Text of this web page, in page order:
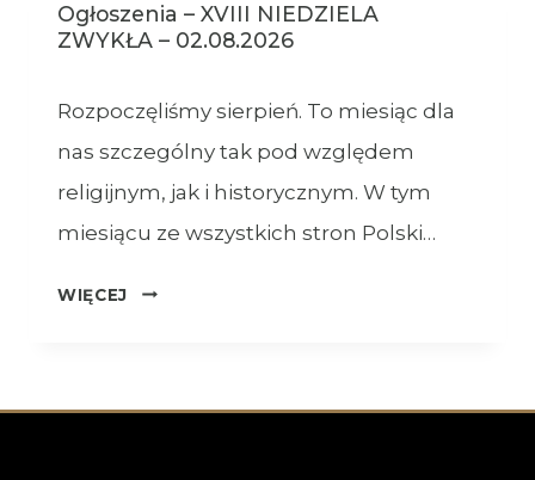
Ogłoszenia – XVIII NIEDZIELA
ZWYKŁA – 02.08.2026
Rozpoczęliśmy sierpień. To miesiąc dla
nas szczególny tak pod względem
religijnym, jak i historycznym. W tym
miesiącu ze wszystkich stron Polski…
WIĘCEJ
OGŁOSZENIA
ZWYKŁA